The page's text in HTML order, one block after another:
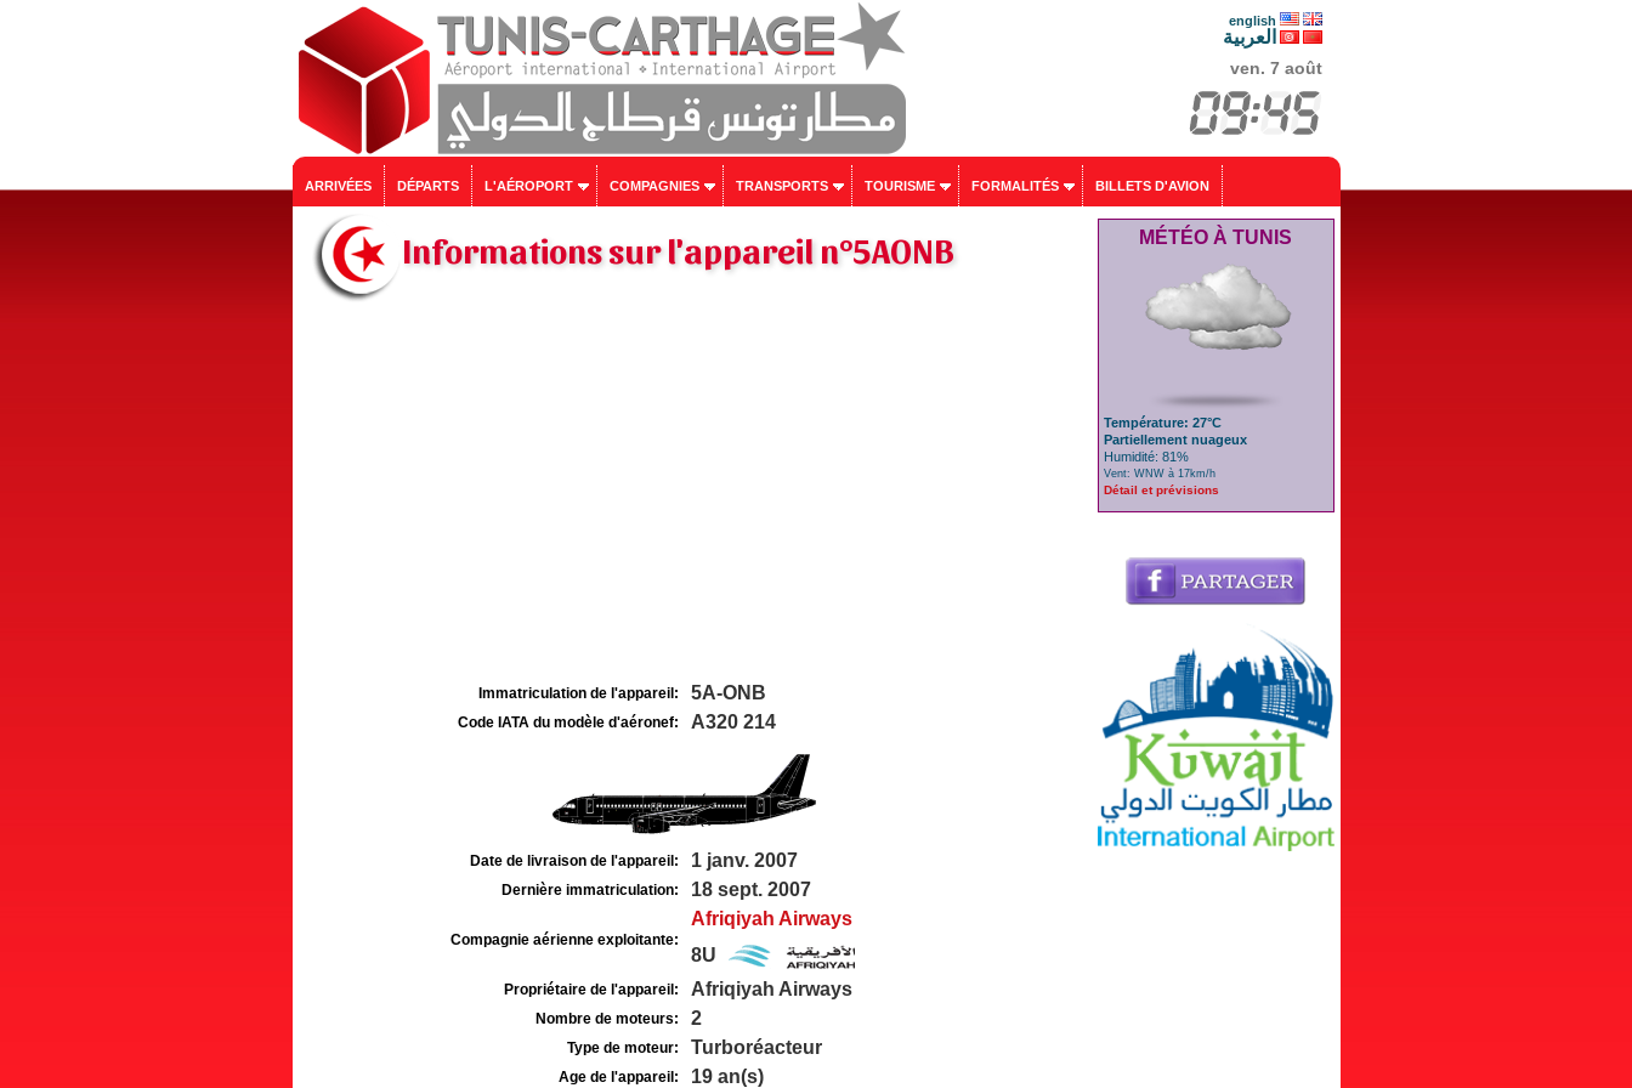
english
العربية
ven. 7 août
ARRIVÉES DÉPARTS L'AÉROPORT COMPAGNIES TRANSPORTS TOURISME FORMALITÉS BILLETS D'AVION
Informations sur l'appareil n°5AONB
Immatriculation de l'appareil: 5A-ONB
Code IATA du modèle d'aéronef: A320 214
Date de livraison de l'appareil: 1 janv. 2007
Dernière immatriculation: 18 sept. 2007
Compagnie aérienne exploitante:
Afriqiyah Airways
8U
Propriétaire de l'appareil: Afriqiyah Airways
Nombre de moteurs: 2
Type de moteur: Turboréacteur
Age de l'appareil: 19 an(s)
MÉTÉO À TUNIS
Température: 27°C
Partiellement nuageux
Humidité: 81%
Vent: WNW à 17km/h
Détail et prévisions